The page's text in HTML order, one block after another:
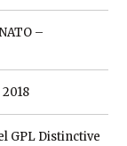
–
GPL Distinctive